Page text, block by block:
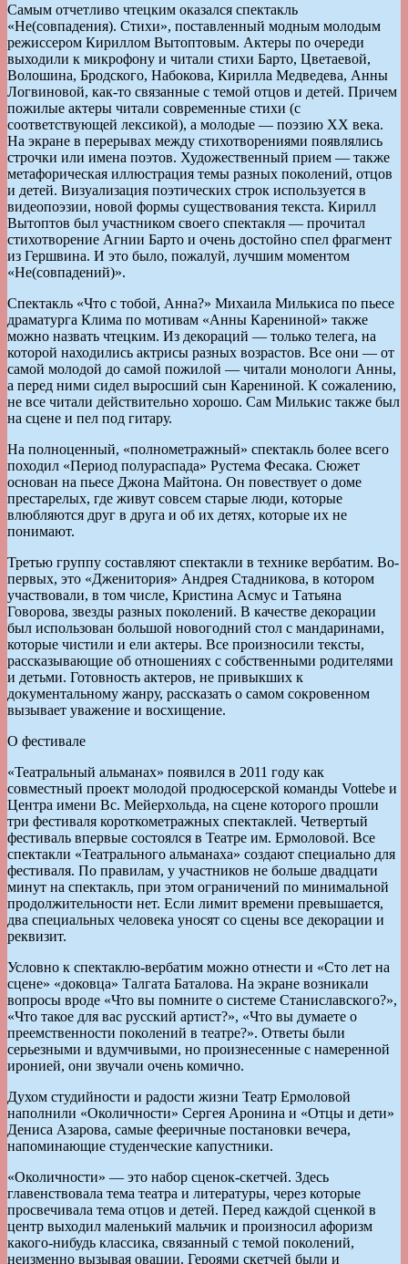
Самым отчетливо чтецким оказался спектакль
«Не(совпадения). Стихи», поставленный модным молодым
режиссером Кириллом Вытоптовым. Актеры по очереди
выходили к микрофону и читали стихи Барто, Цветаевой,
Волошина, Бродского, Набокова, Кирилла Медведева, Анны
Логвиновой, как-то связанные с темой отцов и детей. Причем
пожилые актеры читали современные стихи (с
соответствующей лексикой), а молодые — поэзию XX века.
На экране в перерывах между стихотворениями появлялись
строчки или имена поэтов. Художественный прием — также
метафорическая иллюстрация темы разных поколений, отцов
и детей. Визуализация поэтических строк используется в
видеопоэзии, новой формы существования текста. Кирилл
Вытоптов был участником своего спектакля — прочитал
стихотворение Агнии Барто и очень достойно спел фрагмент
из Гершвина. И это было, пожалуй, лучшим моментом
«Не(совпадений)».
Спектакль «Что с тобой, Анна?» Михаила Милькиса по пьесе
драматурга Клима по мотивам «Анны Карениной» также
можно назвать чтецким. Из декораций — только телега, на
которой находились актрисы разных возрастов. Все они — от
самой молодой до самой пожилой — читали монологи Анны,
а перед ними сидел выросший сын Карениной. К сожалению,
не все читали действительно хорошо. Сам Милькис также был
на сцене и пел под гитару.
На полноценный, «полнометражный» спектакль более всего
походил «Период полураспада» Рустема Фесака. Сюжет
основан на пьесе Джона Майтона. Он повествует о доме
престарелых, где живут совсем старые люди, которые
влюбляются друг в друга и об их детях, которые их не
понимают.
Третью группу составляют спектакли в технике вербатим. Во-
первых, это «Дженитория» Андрея Стадникова, в котором
участвовали, в том числе, Кристина Асмус и Татьяна
Говорова, звезды разных поколений. В качестве декорации
был использован большой новогодний стол с мандаринами,
которые чистили и ели актеры. Все произносили тексты,
рассказывающие об отношениях с собственными родителями
и детьми. Готовность актеров, не привыкших к
документальному жанру, рассказать о самом сокровенном
вызывает уважение и восхищение.
О фестивале
«Театральный альманах» появился в 2011 году как
совместный проект молодой продюсерской команды Vottebe и
Центра имени Вс. Мейерхольда, на сцене которого прошли
три фестиваля короткометражных спектаклей. Четвертый
фестиваль впервые состоялся в Театре им. Ермоловой. Все
спектакли «Театрального альманаха» создают специально для
фестиваля. По правилам, у участников не больше двадцати
минут на спектакль, при этом ограничений по минимальной
продолжительности нет. Если лимит времени превышается,
два специальных человека уносят со сцены все декорации и
реквизит.
Условно к спектаклю-вербатим можно отнести и «Сто лет на
сцене» «доковца» Талгата Баталова. На экране возникали
вопросы вроде «Что вы помните о системе Станиславского?»,
«Что такое для вас русский артист?», «Что вы думаете о
преемственности поколений в театре?». Ответы были
серьезными и вдумчивыми, но произнесенные с намеренной
иронией, они звучали очень комично.
Духом студийности и радости жизни Театр Ермоловой
наполнили «Околичности» Сергея Аронина и «Отцы и дети»
Дениса Азарова, самые фееричные постановки вечера,
напоминающие студенческие капустники.
«Околичности» — это набор сценок-скетчей. Здесь
главенствовала тема театра и литературы, через которые
просвечивала тема отцов и детей. Перед каждой сценкой в
центр выходил маленький мальчик и произносил афоризм
какого-нибудь классика, связанный с темой поколений,
неизменно вызывая овации. Героями скетчей были и